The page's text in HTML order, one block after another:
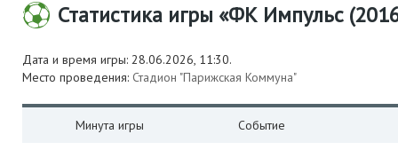
Статистика игры «ФК Импульс
Дата и время игры: 28.06.2026, 11:30.
Место проведения: Стадион "Парижская Коммуна"
Минута игры Событие